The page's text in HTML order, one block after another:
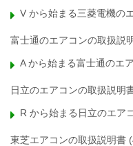
V から始まる三菱電機の
富士通のエアコンの取扱説
A から始まる富士通のエ
日立のエアコンの取扱説明
R から始まる日立のエア
東芝エアコンの取扱説明書